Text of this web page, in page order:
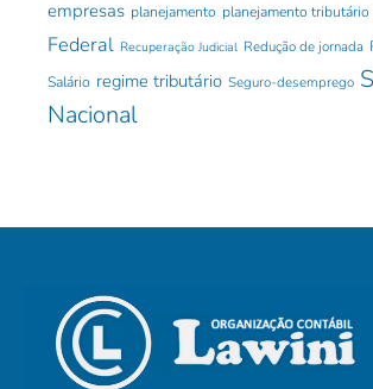
empresas planejamento planejamento tributário
Federal Recuperação Judicial Redução de jornada
Salário regime tributário Seguro-desemprego
Nacional